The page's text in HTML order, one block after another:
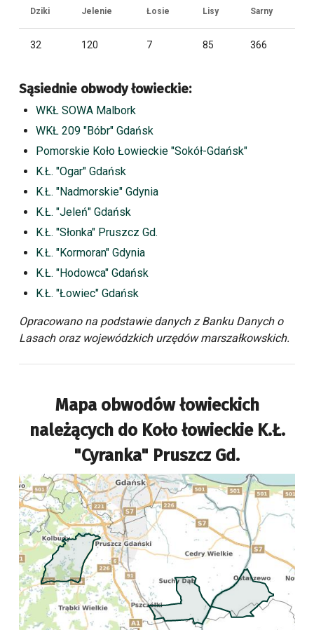
Mapa obwodów łowieckich
należących do Koło łowieckie K.Ł.
"Cyranka" Pruszcz Gd.
Dziki Jelenie Łosie Lisy Sarny
32 120 7 85 366
Sąsiednie obwody łowieckie:
WKŁ SOWA Malbork
WKŁ 209 "Bóbr" Gdańsk
Pomorskie Koło Łowieckie "Sokół-Gdańsk"
K.Ł. "Ogar" Gdańsk
K.Ł. "Nadmorskie" Gdynia
K.Ł. "Jeleń" Gdańsk
K.Ł. "Słonka" Pruszcz Gd.
K.Ł. "Kormoran" Gdynia
K.Ł. "Hodowca" Gdańsk
K.Ł. "Łowiec" Gdańsk
Opracowano na podstawie danych z Banku Danych o
Lasach oraz wojewódzkich urzędów marszałkowskich.